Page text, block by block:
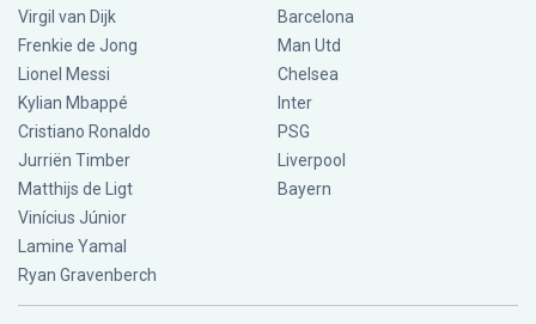
Virgil van Dijk
Frenkie de Jong
Lionel Messi
Kylian Mbappé
Cristiano Ronaldo
Jurriën Timber
Matthijs de Ligt
Vinícius Júnior
Lamine Yamal
Ryan Gravenberch
Barcelona
Man Utd
Chelsea
Inter
PSG
Liverpool
Bayern